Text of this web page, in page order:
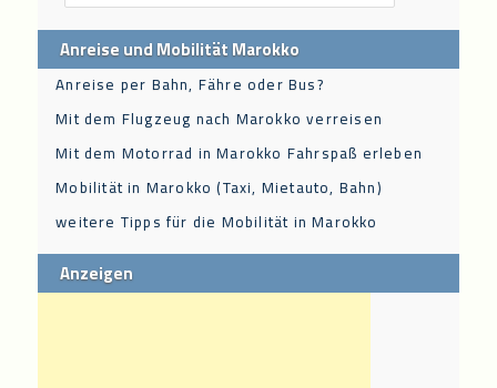
Anreise und Mobilität Marokko
Anreise per Bahn, Fähre oder Bus?
Mit dem Flugzeug nach Marokko verreisen
Mit dem Motorrad in Marokko Fahrspaß erleben
Mobilität in Marokko (Taxi, Mietauto, Bahn)
weitere Tipps für die Mobilität in Marokko
Anzeigen